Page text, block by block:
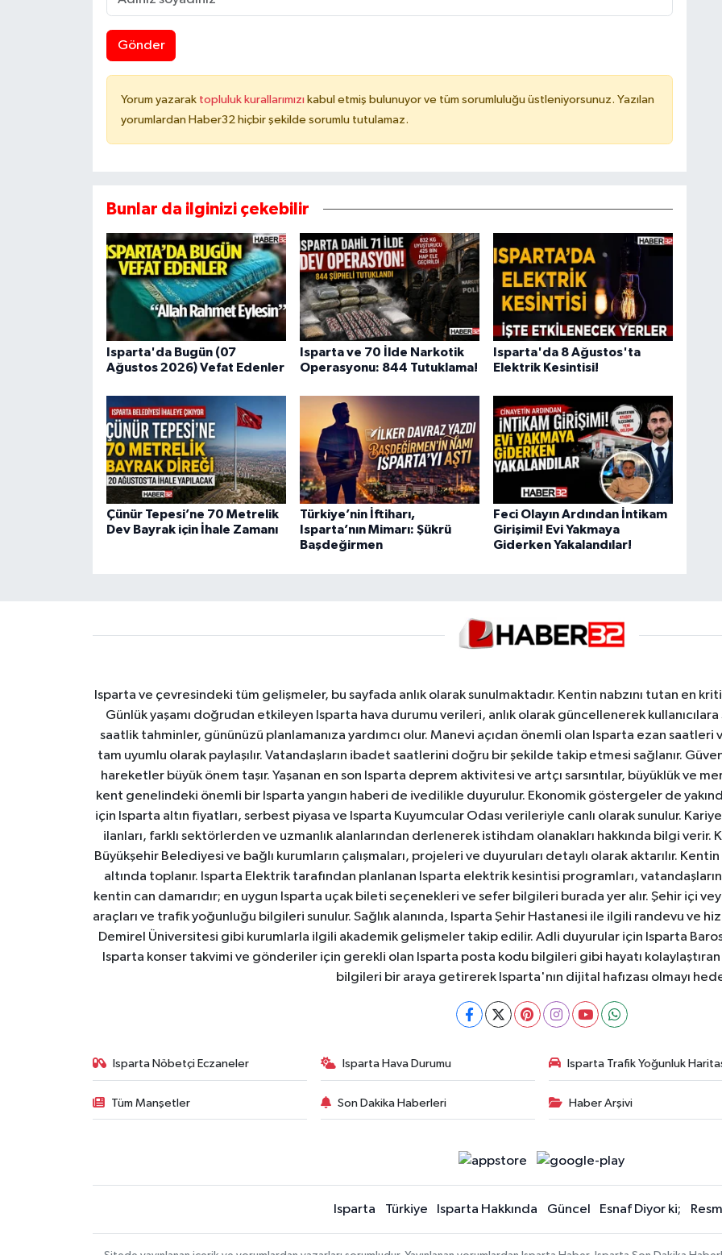
Gönder
Yorum yazarak topluluk kurallarımızı kabul etmiş bulunuyor ve tüm sorumluluğu üstleniyorsunuz. Yazılan
yorumlardan Haber32 hiçbir şekilde sorumlu tutulamaz.
Bunlar da ilginizi çekebilir
Isparta'da Bugün (07
Ağustos 2026) Vefat Edenler
Isparta ve 70 İlde Narkotik
Operasyonu: 844 Tutuklama!
Isparta'da 8 Ağustos'ta
Elektrik Kesintisi!
Çünür Tepesi’ne 70 Metrelik
Dev Bayrak için İhale Zamanı
Türkiye’nin İftiharı,
Isparta’nın Mimarı: Şükrü
Başdeğirmen
Feci Olayın Ardından İntikam
Girişimi! Evi Yakmaya
Giderken Yakalandılar!
Isparta ve çevresindeki tüm gelişmeler, bu sayfada anlık olarak sunulmaktadır. Kentin nabzını tutan en
Günlük yaşamı doğrudan etkileyen Isparta hava durumu verileri, anlık olarak güncellenerek
saatlik tahminler, gününüzü planlamanıza yardımcı olur. Manevi açıdan önemli olan Isparta ezan
tam uyumlu olarak paylaşılır. Vatandaşların ibadet saatlerini doğru bir şekilde takip etmesi sağlanır.
hareketler büyük önem taşır. Yaşanan en son Isparta deprem aktivitesi ve artçı sarsıntılar, büyüklük ve
kent genelindeki önemli bir Isparta yangın haberi de ivedilikle duyurulur. Ekonomik göstergeler de
için Isparta altın fiyatları, serbest piyasa ve Isparta Kuyumcular Odası verileriyle canlı olarak sunulur.
ilanları, farklı sektörlerden ve uzmanlık alanlarından derlenerek istihdam olanakları hakkında bilgi verir.
Büyükşehir Belediyesi ve bağlı kurumların çalışmaları, projeleri ve duyuruları detaylı olarak aktarılır.
altında toplanır. Isparta Elektrik tarafından planlanan Isparta elektrik kesintisi programları,
kentin can damarıdır; en uygun Isparta uçak bileti seçenekleri ve sefer bilgileri burada yer alır. Şehir içi
araçları ve trafik yoğunluğu bilgileri sunulur. Sağlık alanında, Isparta Şehir Hastanesi ile ilgili randevu ve
Demirel Üniversitesi gibi kurumlarla ilgili akademik gelişmeler takip edilir. Adli duyurular için Isparta
Isparta konser takvimi ve gönderiler için gerekli olan Isparta posta kodu bilgileri gibi hayatı
bilgileri bir araya getirerek Isparta'nın dijital hafızası olmayı
Isparta Nöbetçi Eczaneler Isparta Hava Durumu Isparta Trafik Yoğunluk
Tüm Manşetler Son Dakika Haberleri Haber Arşivi
Isparta Türkiye Isparta Hakkında Güncel Esnaf Diyor ki;